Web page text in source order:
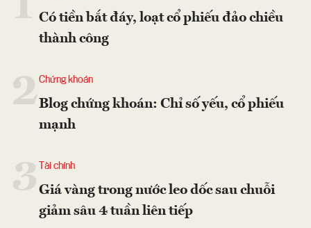
Có tiền bắt đáy, loạt cổ phiếu đảo chiều
thành công
2Chứng khoán
Blog chứng khoán: Chỉ số yếu, cổ phiếu
mạnh
Tài chính
Giá vàng trong nước leo dốc sau chuỗi
giảm sâu 4 tuần liên tiếp